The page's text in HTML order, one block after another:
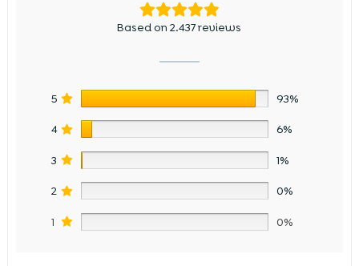
Based on 2.437 reviews
5 93%
4 6%
3 1%
2 0%
1 0%